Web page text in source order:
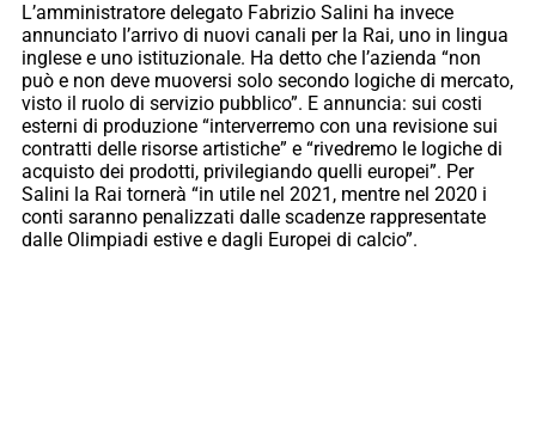
L’amministratore delegato Fabrizio Salini ha invece
annunciato l’arrivo di nuovi canali per la Rai, uno in lingua
inglese e uno istituzionale. Ha detto che l’azienda “non
può e non deve muoversi solo secondo logiche di mercato,
visto il ruolo di servizio pubblico”. E annuncia: sui costi
esterni di produzione “interverremo con una revisione sui
contratti delle risorse artistiche” e “rivedremo le logiche di
acquisto dei prodotti, privilegiando quelli europei”. Per
Salini la Rai tornerà “in utile nel 2021, mentre nel 2020 i
conti saranno penalizzati dalle scadenze rappresentate
dalle Olimpiadi estive e dagli Europei di calcio”.